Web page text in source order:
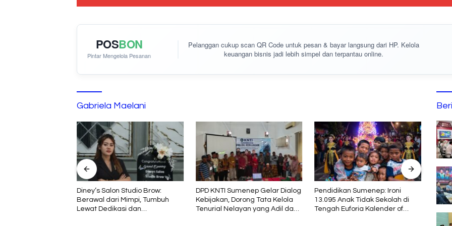
POSBON
Pintar Mengelola Pesanan
Pelanggan cukupscan QR Code untuk pesan & bayar langsung dari HP. Kelola
keuangan bisnis jadi lebih simpel dan terpantau online.
Gabriela Maelani
Diney’s Salon Studio Brow:
Berawal dari Mimpi, Tumbuh
Lewat Dedikasi dan
DPD KNTI Sumenep Gelar Dialog
Kebijakan, Dorong Tata Kelola
Tenurial Nelayan yang Adil dan
Pendidikan Sumenep: Ironi
13.095 Anak Tidak Sekolah di
Tengah Euforia Kalender of